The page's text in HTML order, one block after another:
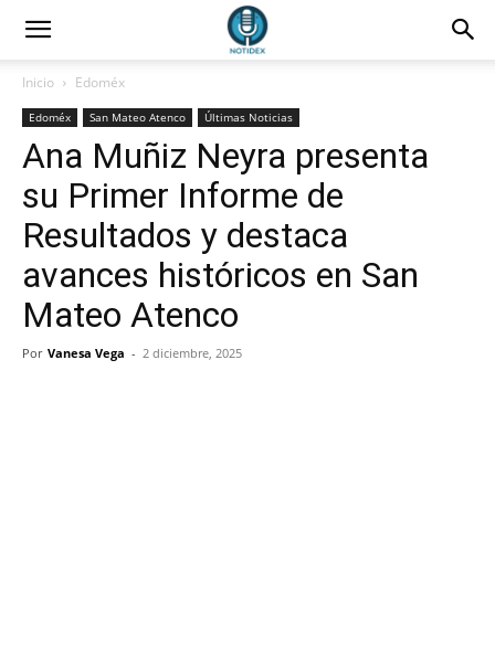
Inicio Edoméx
Edoméx San Mateo Atenco Últimas Noticias
Ana Muñiz Neyra presenta
su Primer Informe de
Resultados y destaca
avances históricos en San
Mateo Atenco
Por Vanesa Vega - 2 diciembre, 2025